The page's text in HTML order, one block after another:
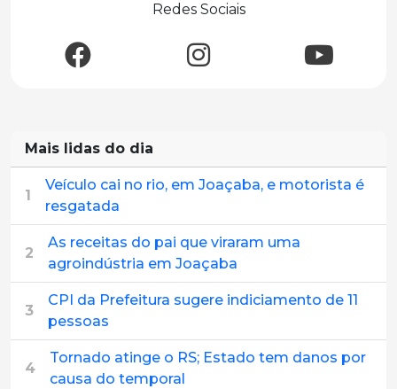
Redes Sociais
Mais lidas do dia
1
Veículo cai no rio, em Joaçaba, e motorista é
resgatada
2
As receitas do pai que viraram uma
agroindústria em Joaçaba
3
CPI da Prefeitura sugere indiciamento de 11
pessoas
4
Tornado atinge o RS; Estado tem danos por
causa do temporal